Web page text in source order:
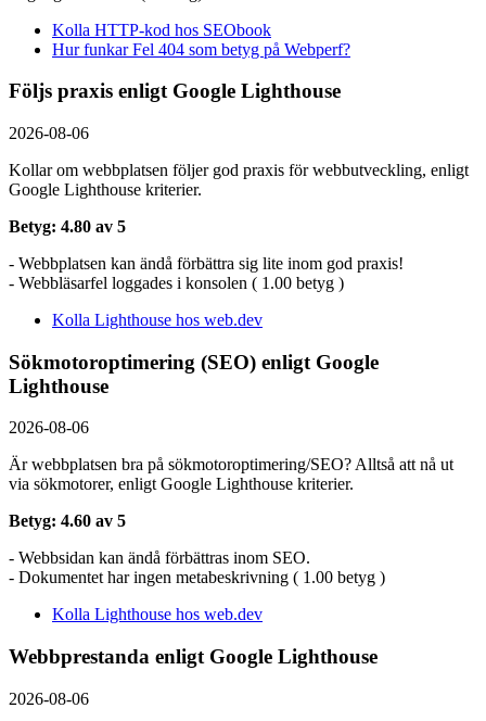
Kolla HTTP-kod hos SEObook
Hur funkar Fel 404 som betyg på Webperf?
Följs praxis enligt Google Lighthouse
2026-08-06
Kollar om webbplatsen följer god praxis för webbutveckling, enligt
Google Lighthouse kriterier.
Betyg: 4.80 av 5
- Webbplatsen kan ändå förbättra sig lite inom god praxis!
- Webbläsarfel loggades i konsolen ( 1.00 betyg )
Kolla Lighthouse hos web.dev
Sökmotoroptimering (SEO) enligt Google
Lighthouse
2026-08-06
Är webbplatsen bra på sökmotoroptimering/SEO? Alltså att nå ut
via sökmotorer, enligt Google Lighthouse kriterier.
Betyg: 4.60 av 5
- Webbsidan kan ändå förbättras inom SEO.
- Dokumentet har ingen metabeskrivning ( 1.00 betyg )
Kolla Lighthouse hos web.dev
Webbprestanda enligt Google Lighthouse
2026-08-06